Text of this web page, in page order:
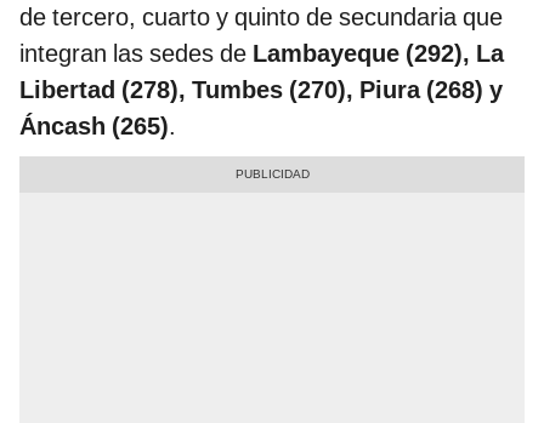
de tercero, cuarto y quinto de secundaria que
integran las sedes de Lambayeque (292), La
Libertad (278), Tumbes (270), Piura (268) y
Áncash (265).